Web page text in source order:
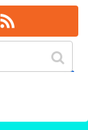
管理人